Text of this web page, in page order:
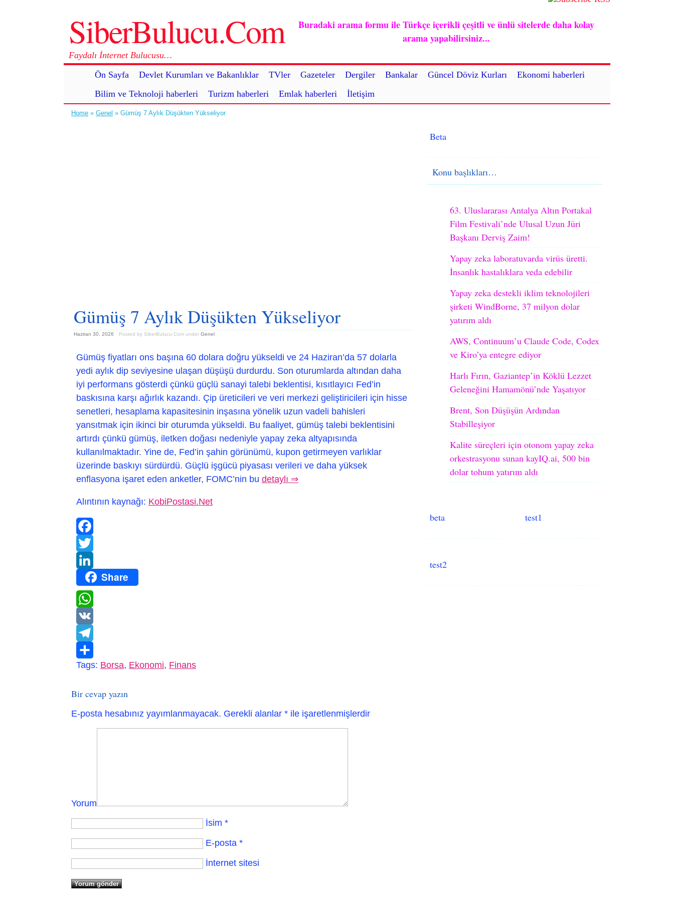
SiberBulucu.Com
Faydalı İnternet Bulucusu…
Ön Sayfa
Devlet Kurumları ve Bakanlıklar TVler Gazeteler Dergiler Bankalar Güncel Döviz Kurları
Ekonomi haberleri
Bilim ve Teknoloji haberleri
Turizm haberleri Emlak haberleri İletişim
Buradaki arama formu ile Türkçe içerikli çeşitli ve ünlü sitelerde daha kolay
arama yapabilirsiniz...
Home » Genel » Gümüş 7 Aylık Düşükten Yükseliyor
Gümüş 7 Aylık Düşükten Yükseliyor
Haziran 30, 2026 Posted by SiberBulucu.Com under Genel
Gümüş fiyatları ons başına 60 dolara doğru yükseldi ve 24 Haziran’da 57 dolarla
yedi aylık dip seviyesine ulaşan düşüşü durdurdu. Son oturumlarda altından daha
iyi performans gösterdi çünkü güçlü sanayi talebi beklentisi, kısıtlayıcı Fed’in
baskısına karşı ağırlık kazandı. Çip üreticileri ve veri merkezi geliştiricileri için hisse
senetleri, hesaplama kapasitesinin inşasına yönelik uzun vadeli bahisleri
yansıtmak için ikinci bir oturumda yükseldi. Bu faaliyet, gümüş talebi beklentisini
artırdı çünkü gümüş, iletken doğası nedeniyle yapay zeka altyapısında
kullanılmaktadır. Yine de, Fed’in şahin görünümü, kupon getirmeyen varlıklar
üzerinde baskıyı sürdürdü. Güçlü işgücü piyasası verileri ve daha yüksek
enflasyona işaret eden anketler, FOMC’nin bu detaylı ⇒
Alıntının kaynağı: KobiPostasi.Net
Facebook
Twitter
LinkedInShare
WhatsApp
VK
Telegram
Paylaş
Tags: Borsa, Ekonomi, Finans
Bir cevap yazın
E-posta hesabınız yayımlanmayacak. Gerekli alanlar * ile işaretlenmişlerdir
Yorum
İsim *
E-posta *
İnternet sitesi
Beta
Konu başlıkları…
63. Uluslararası Antalya Altın Portakal
Film Festivali’nde Ulusal Uzun Jüri
Başkanı Derviş Zaim!
Yapay zeka laboratuvarda virüs üretti.
İnsanlık hastalıklara veda edebilir
Yapay zeka destekli iklim teknolojileri
şirketi WindBorne, 37 milyon dolar
yatırım aldı
AWS, Continuum’u Claude Code, Codex
ve Kiro’ya entegre ediyor
Harlı Fırın, Gaziantep’in Köklü Lezzet
Geleneğini Hamamönü’nde Yaşatıyor
Brent, Son Düşüşün Ardından
Stabilleşiyor
Kalite süreçleri için otonom yapay zeka
orkestrasyonu sunan kayIQ.ai, 500 bin
dolar tohum yatırım aldı
beta test1
test2